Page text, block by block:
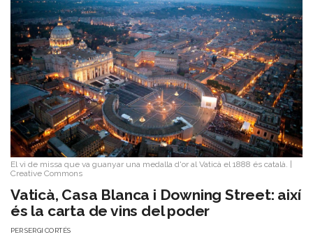
El vi de missa que va guanyar una medalla d'or al Vaticà el 1888 és català. |
Creative Commons
Vaticà, Casa Blanca i Downing Street: així
és la carta de vins del poder
PERSERGI CORTÉS